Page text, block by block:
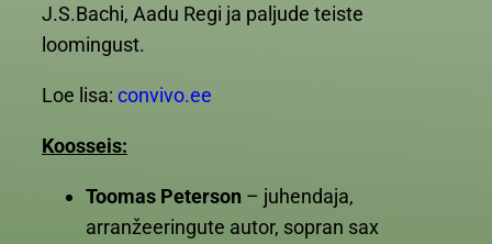
J.S.Bachi, Aadu Regi ja paljude teiste
loomingust.
Loe lisa: convivo.ee
Koosseis:
Toomas Peterson – juhendaja,
arranžeeringute autor, sopran sax